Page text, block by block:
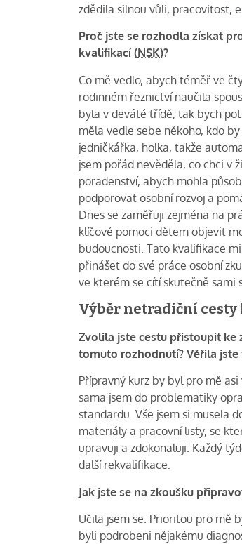
zdědila silnou vůli, pracovitost,
Proč jste se rozhodla získat
kvalifikací (NSK)?
Co mě vedlo, abych téměř ve
rodinném řeznictví naučila
byla v deváté třídě, tak bych
měla vedle sebe někoho, kdo
jedničkářka, holka, takže
jsem pořád nevěděla, co chci v
poradenství, abych mohla
podporovat osobní rozvoj a
Dnes se zaměřuji zejména na
klíčové pomoci dětem objevit
budoucnosti. Tato kvalifikace
přinášet do své práce osobní
ve kterém se cítí skutečně sami
Výběr netradiční
Zvolila jste cestu přistoupit ke
tomuto rozhodnutí? Věřila
Přípravný kurz by byl pro mě
sama jsem do problematiky
standardu. Vše jsem si musela
materiály a pracovní listy, se
upravuji a zdokonaluji. Každý
další rekvalifikace.
Jak jste se na zkoušku
Učila jsem se. Prioritou pro mě
byli podrobeni nějakému